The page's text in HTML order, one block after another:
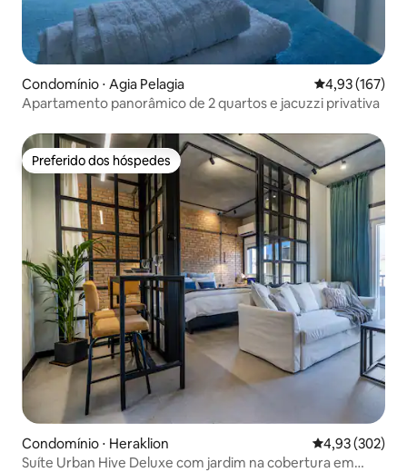
Condomínio ⋅ Agia Pelagia 4,93 de uma
4,93 (167)
Apartamento panorâmico de 2 quartos e jacuzzi privativa
Preferido dos hóspedes
Preferido dos hóspedes
Condomínio ⋅ Heraklion 4,93 de uma
4,93 (302)
Suíte Urban Hive Deluxe com jardim na cobertura em